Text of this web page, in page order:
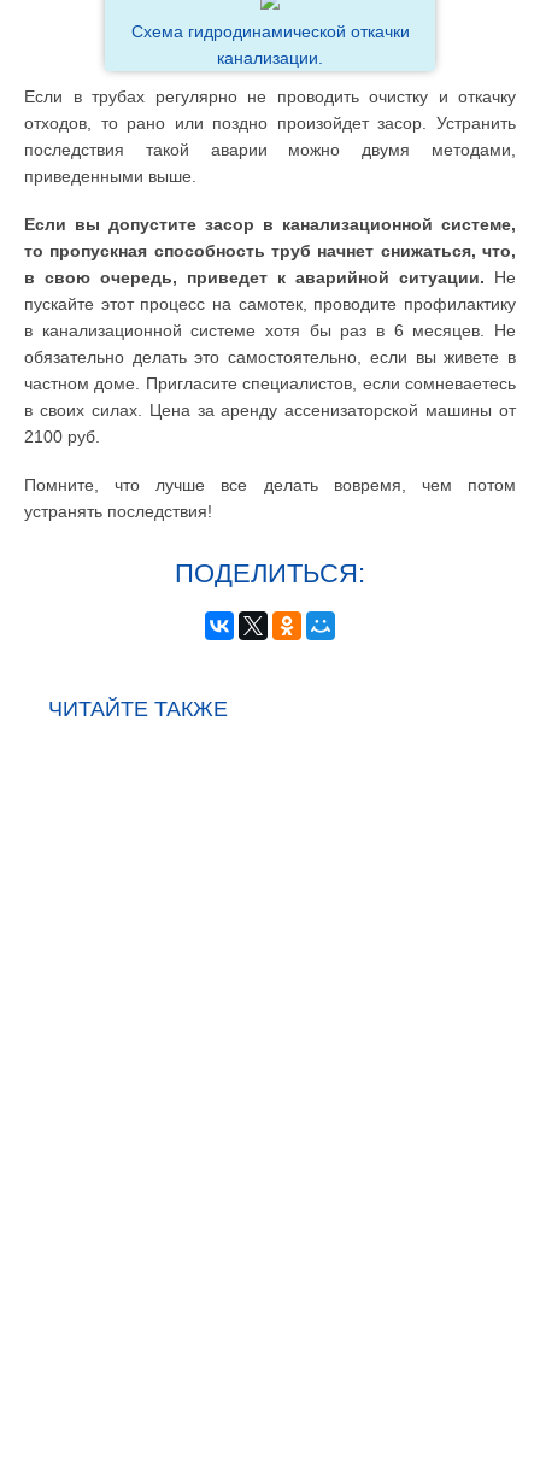
Схема гидродинамической откачки
канализации.
Если в трубах регулярно не проводить очистку и откачку
отходов, то рано или поздно произойдет засор. Устранить
последствия такой аварии можно двумя методами,
приведенными выше.
Если вы допустите засор в канализационной системе,
то пропускная способность труб начнет снижаться, что,
в свою очередь, приведет к аварийной ситуации. Не
пускайте этот процесс на самотек, проводите профилактику
в канализационной системе хотя бы раз в 6 месяцев. Не
обязательно делать это самостоятельно, если вы живете в
частном доме. Пригласите специалистов, если сомневаетесь
в своих силах. Цена за аренду ассенизаторской машины от
2100 руб.
Помните, что лучше все делать вовремя, чем потом
устранять последствия!
ПОДЕЛИТЬСЯ:
ЧИТАЙТЕ ТАКЖЕ